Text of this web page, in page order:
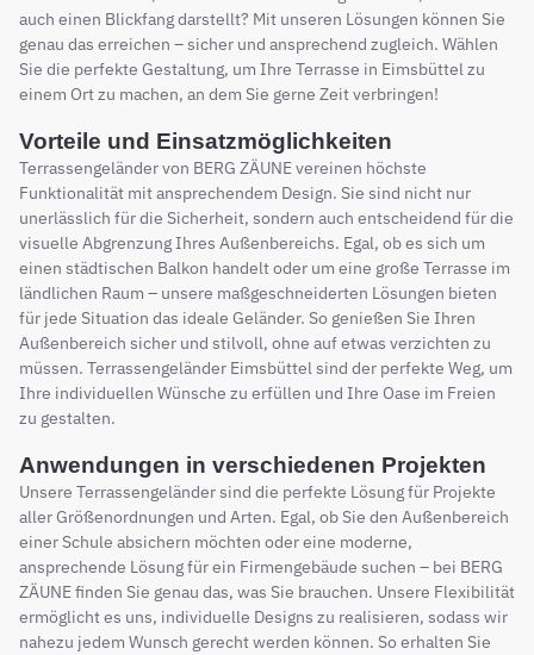
auch einen Blickfang darstellt? Mit unseren Lösungen können Sie
genau das erreichen – sicher und ansprechend zugleich. Wählen
Sie die perfekte Gestaltung, um Ihre Terrasse in Eimsbüttel zu
einem Ort zu machen, an dem Sie gerne Zeit verbringen!
Vorteile und Einsatzmöglichkeiten
Terrassengeländer von BERG ZÄUNE vereinen höchste
Funktionalität mit ansprechendem Design. Sie sind nicht nur
unerlässlich für die Sicherheit, sondern auch entscheidend für die
visuelle Abgrenzung Ihres Außenbereichs. Egal, ob es sich um
einen städtischen Balkon handelt oder um eine große Terrasse im
ländlichen Raum – unsere maßgeschneiderten Lösungen bieten
für jede Situation das ideale Geländer. So genießen Sie Ihren
Außenbereich sicher und stilvoll, ohne auf etwas verzichten zu
müssen. Terrassengeländer Eimsbüttel sind der perfekte Weg, um
Ihre individuellen Wünsche zu erfüllen und Ihre Oase im Freien
zu gestalten.
Anwendungen in verschiedenen Projekten
Unsere Terrassengeländer sind die perfekte Lösung für Projekte
aller Größenordnungen und Arten. Egal, ob Sie den Außenbereich
einer Schule absichern möchten oder eine moderne,
ansprechende Lösung für ein Firmengebäude suchen – bei BERG
ZÄUNE finden Sie genau das, was Sie brauchen. Unsere Flexibilität
ermöglicht es uns, individuelle Designs zu realisieren, sodass wir
nahezu jedem Wunsch gerecht werden können. So erhalten Sie